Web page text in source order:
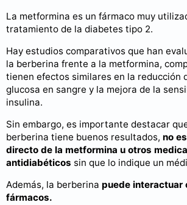
La metformina es un fármaco muy
tratamiento de la diabetes tipo 2.
Hay estudios comparativos que han
la berberina frente a la metformina,
tienen efectos similares en la reducción
glucosa en sangre y la mejora de la
insulina.
Sin embargo, es importante destacar
berberina tiene buenos resultados, no
directo de la metformina u otros
antidiabéticos sin que lo indique un
Además, la berberina puede interactuar
fármacos.